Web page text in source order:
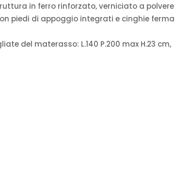
in ferro rinforzato, verniciato a polvere
piedi di appoggio integrati e cinghie ferma
del materasso: L.140 P.200 max H.23 cm,